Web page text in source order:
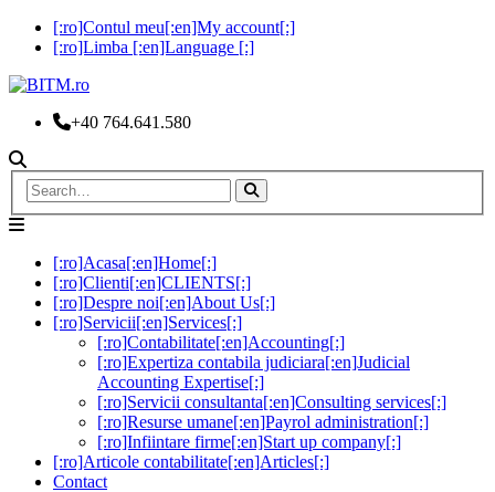
[:ro]Contul meu[:en]My account[:]
[:ro]Limba [:en]Language [:]
+40 764.641.580
[:ro]Acasa[:en]Home[:]
[:ro]Clienti[:en]CLIENTS[:]
[:ro]Despre noi[:en]About Us[:]
[:ro]Servicii[:en]Services[:]
[:ro]Contabilitate[:en]Accounting[:]
[:ro]Expertiza contabila judiciara[:en]Judicial
Accounting Expertise[:]
[:ro]Servicii consultanta[:en]Consulting services[:]
[:ro]Resurse umane[:en]Payrol administration[:]
[:ro]Infiintare firme[:en]Start up company[:]
[:ro]Articole contabilitate[:en]Articles[:]
Contact